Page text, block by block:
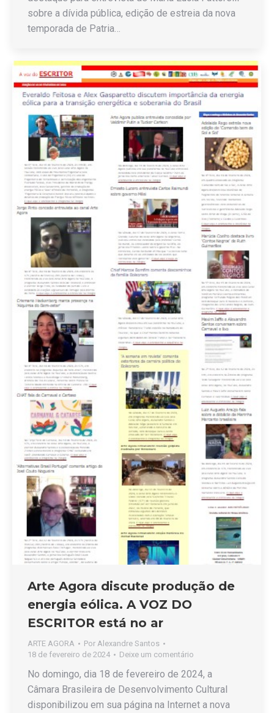
sobre a dívida pública, edição de estreia da nova
temporada de Patria…
Arte Agora discute produção de
energia eólica. A VOZ DO
ESCRITOR está no ar
ARTE AGORA Por Alexandre Santos
18 de fevereiro de 2024
Deixe um comentário
No domingo, dia 18 de fevereiro de 2024, a
Câmara Brasileira de Desenvolvimento Cultural
disponibilizou em sua página na Internet a nova